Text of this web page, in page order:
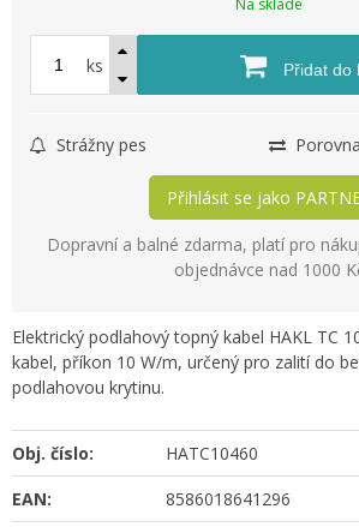
ks Přidat do
Strážny pes
Přihlásit se jako
Dopravní a balné zdarma, platí pro
objednávce nad 1000
Elektrický podlahový topný kabel HAKL TC
kabel, příkon 10 W/m, určený pro zalití do
podlahovou krytinu.
Obj. číslo:
HATC10460
EAN:
8586018641296